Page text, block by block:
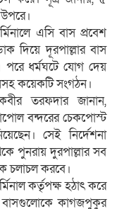
এসি বাস প্রবেশ
দিয়ে দূরপাল্লার বাস
পরে ধর্মঘটে যোগ দেয়
কয়েকটি সংগঠন।
তরফদার জানান,
বন্দরের চেকপোস্ট
সেই নির্দেশনা
পুনরায় দুরপাল্লার সব
চলাচল করবে।
কর্তৃপক্ষ হঠাৎ করে
বাসগুলোকে কাগজপুকুর